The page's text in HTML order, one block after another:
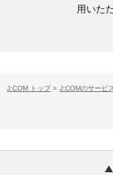
用いた
J:COM トップ > J:COMのサービ